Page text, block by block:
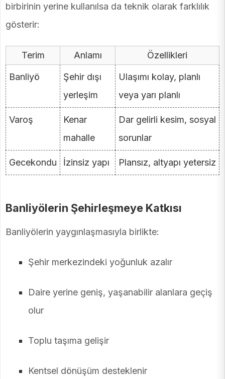
birbirinin yerine kullanılsa da teknik olarak farklılık
gösterir:
Terim Anlamı Özellikleri
Banliyö
Şehir dışı
yerleşim
Ulaşımı kolay, planlı
veya yarı planlı
Varoş
Kenar
mahalle
Dar gelirli kesim, sosyal
sorunlar
Gecekondu İzinsiz yapı Plansız, altyapı yetersiz
Banliyölerin Şehirleşmeye Katkısı
Banliyölerin yaygınlaşmasıyla birlikte:
Şehir merkezindeki yoğunluk azalır
Daire yerine geniş, yaşanabilir alanlara geçiş
olur
Toplu taşıma gelişir
Kentsel dönüşüm desteklenir